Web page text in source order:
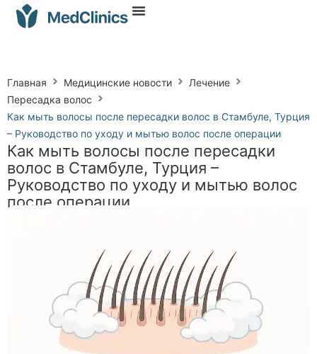
Как мыть волосы после пересадки
волос в Стамбуле, Турция –
Руководство по уходу и мытью волос
после операции
Главная Медицинские новости
Лечение
Пересадка волос
Как мыть волосы после пересадки волос в Стамбуле, Турция
– Руководство по уходу и мытью волос после операции